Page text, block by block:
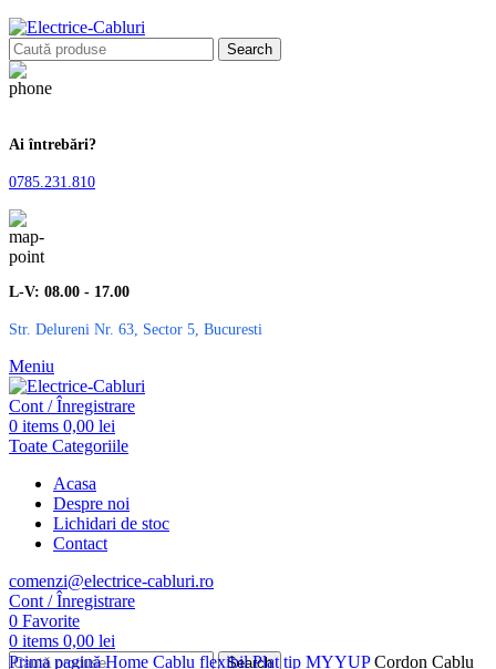
Search
Ai întrebări?
0785.231.810
L-V: 08.00 - 17.00
Str. Delureni Nr. 63, Sector 5, Bucuresti
Meniu
Cont / Înregistrare
0 items 0,00 lei
Toate Categoriile
Acasa
Despre noi
Lichidari de stoc
Contact
comenzi@electrice-cabluri.ro
Cont / Înregistrare
0 Favorite
0 items 0,00 lei
Search
Prima paginăHome Cablu flexibilPlat tip MYYUPCordon Cablu